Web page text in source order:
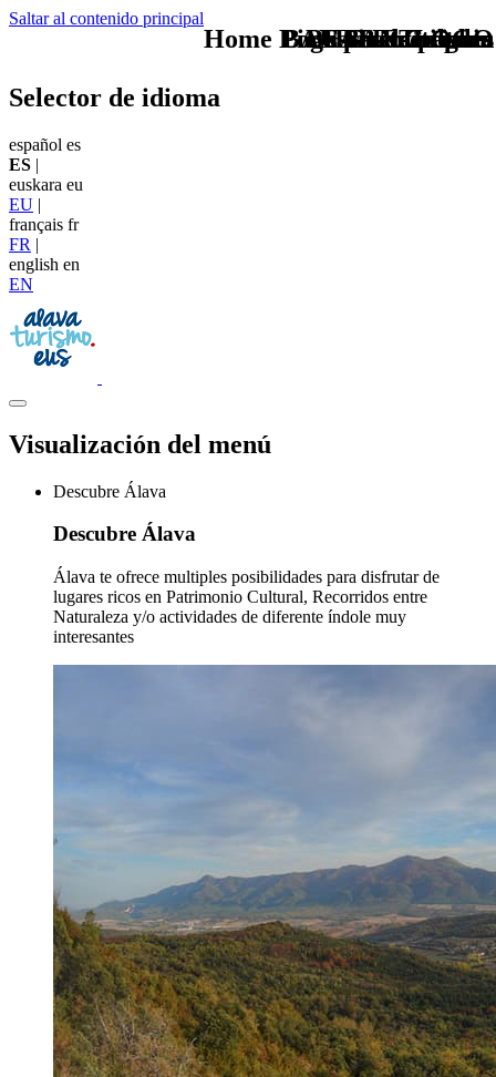
Saltar al contenido principal
TU - LOGO
Selector de idioma
español es
ES |
euskara eu
EU |
français fr
FR |
english en
EN
Visualización del menú
Descubre Álava
Descubre Álava
Álava te ofrece multiples posibilidades para disfrutar de
lugares ricos en Patrimonio Cultural, Recorridos entre
Naturaleza y/o actividades de diferente índole muy
interesantes
CAB Festivales
Buscas otro plan
BAN Cultura
BAN Gastronomia
Home Logo pie de página
Pie Home Turismo